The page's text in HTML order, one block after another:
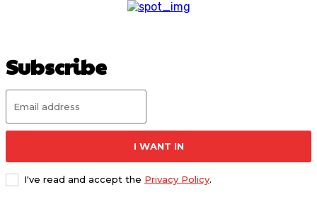
Subscribe
I WANT IN
I've read and accept the Privacy Policy.